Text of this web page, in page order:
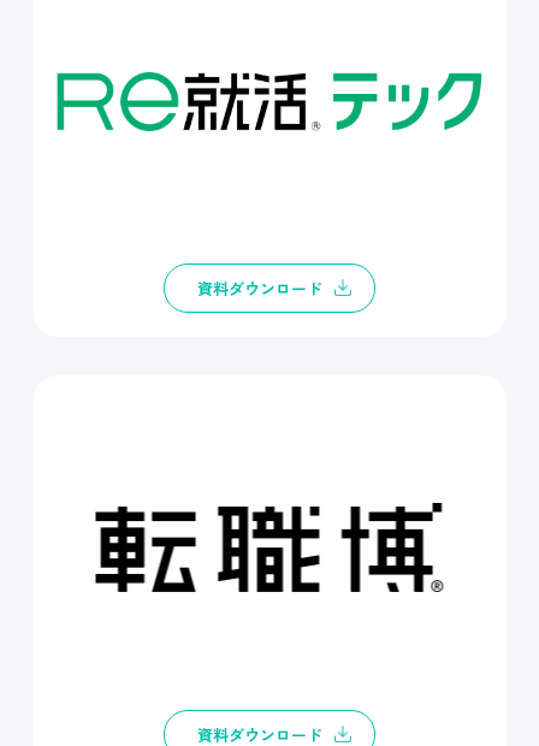
資料ダウンロード
資料ダウンロード